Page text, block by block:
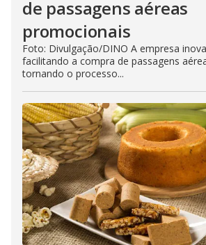
de passagens aéreas
promocionais
Foto: Divulgação/DINO A empresa
facilitando a compra de passagens
tornando o processo...